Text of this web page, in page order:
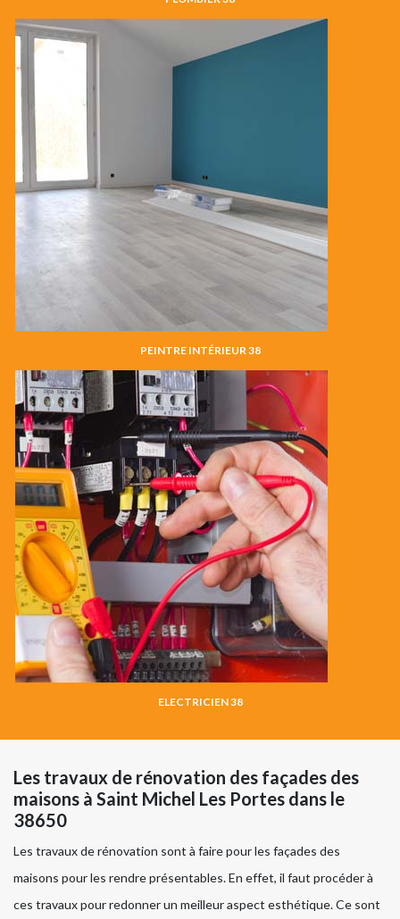
PEINTRE INTÉRIEUR 38
ELECTRICIEN 38
Les travaux de rénovation des façades des
maisons à Saint Michel Les Portes dans le
38650
Les travaux de rénovation sont à faire pour les façades des
maisons pour les rendre présentables. En effet, il faut procéder à
ces travaux pour redonner un meilleur aspect esthétique. Ce sont